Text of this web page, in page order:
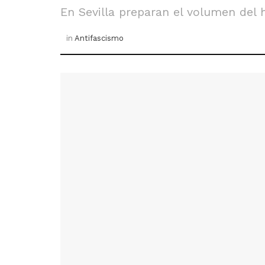
En Sevilla preparan el volumen
in Antifascismo